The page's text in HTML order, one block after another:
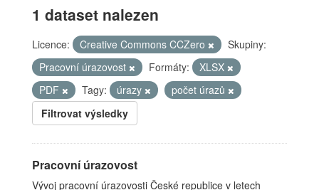
1 dataset nalezen
Licence: Creative Commons CCZero
Skupiny:
Pracovní úrazovost
Formáty:
XLSX
PDF
Tagy: úrazy
počet úrazů
Filtrovat výsledky
Pracovní úrazovost
Vývoj pracovní úrazovosti České republice v letech